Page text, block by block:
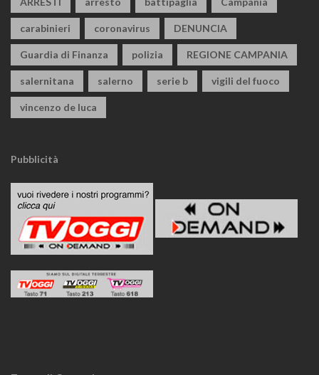
carabinieri coronavirus DENUNCIA
Guardia di Finanza polizia REGIONE CAMPANIA
salernitana salerno serie b vigili del fuoco
vincenzo de luca
Pubblicità